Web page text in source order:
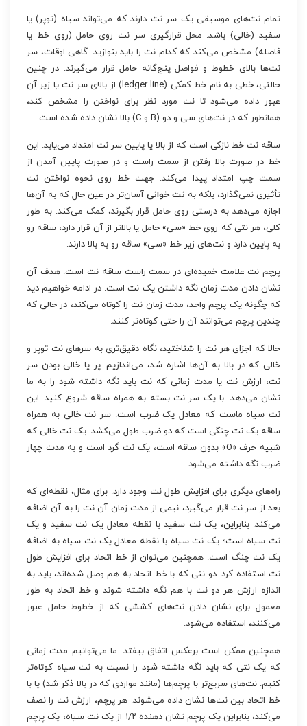
تمام نت‌های موسیقی یک سر نت دارند که می‌تواند سیاه (توپر) یا
سفید (خالی) باشد. محل قرارگیری سر نت روی حامل (روی خط یا
فاصله) مشخص می‌کند که کدام نت را باید بنوازید. گاهی اوقات، سر
نت‌ها بالای خطوط و فواصل پنج‌گانه حامل قرار می‌گیرند. در چنین
حالتی، خطی به نام خط کمکی (ledger line) از بالای سر نت یا زیر آن
عبور داده می‌شود تا نت مورد نظر برای نواختن را مشخص کند،
همانطور که در نت‌های سی و دو (B و C) بالا نشان داده شده است.
ساقه نت خط نازکی است که از بالا یا پایین سر نت امتداد می‌یابد. این
خط در صورت بالا رفتن از سمت راست و در صورت پایین آمدن از
سمت چپ امتداد پیدا می‌کند. جهت خط روی نحوه نواختن نت
تأثیری نمی‌گذارد، بلکه به نت خوانی آسان‌تر در عین حال که به آن‌ها
اجازه می‌دهد به درستی روی حامل قرار بگیرند، کمک می‌کند. به طور
کلی، هر نتی که روی خط «سی» حامل یا بالاتر از آن قرار دارد، ساقه رو
به پایین دارد و نت‌های زیر خط «سی» ساقه رو به بالا دارند.
پرچم نت علامت خمیده‌ای در سمت راست ساقه نت است. هدف آن
نشان دادن مدت زمان نگه داشتن یک نت است. در ادامه خواهیم دید
که چگونه یک پرچم واحد، مدت زمان نت را کوتاه می‌کند، در حالی که
چندین پرچم می‌توانند آن را حتی کوتاه‌تر کنند.
حالا که اجزای هر نت را شناختید، نگاه دقیق‌تری به سرهای نت توپر و
خالی که در بالا به آن‌ها اشاره شد، می‌اندازیم. پر یا خالی بودن سر
نت، ارزش نت یا مدت زمانی که نت باید نگه داشته شود را به ما
نشان می‌دهد. با یک سر نت بسته به همراه ساقه شروع کنید. این
نت سیاه ماست که معادل یک ضرب است. سر نت خالی به همراه
ساقه یک نت چنگی است که دو ضرب طول می‌کشد. یک نت خالی که
شبیه حرف «O» بدون ساقه است، یک نت گرد است و به مدت چهار
ضرب نگه داشته می‌شود.
راه‌های دیگری برای افزایش طول نت وجود دارد. برای مثال، نقطه‌ای که
بعد از سر نت قرار می‌گیرد، نیمی از مدت زمان آن نت را به آن اضافه
می‌کند. بنابراین، یک نت سفید با نقطه معادل یک نت سفید و یک
نت سیاه است؛ یک نت سیاه با نقطه معادل یک نت سیاه به اضافه
یک نت چنگ است. همچنین می‌توان از خط اتحاد برای افزایش طول
نت استفاده کرد. دو نتی که با خط اتحاد به هم وصل شده‌اند، باید به
اندازه ارزش هر دو نت با هم نگه داشته شوند و خط اتحاد به طور
معمول برای نشان دادن نت‌های کششی که از خطوط حامل عبور
می‌کنند، استفاده می‌شود.
همچنین ممکن است برعکس اتفاق بیفتد. ما می‌توانیم مدت زمانی
که یک نتی که باید نگه داشته شود را نسبت به نت سیاه کوتاه‌تر
کنیم. نت‌های سریع‌تر با پرچم‌ها (مانند مواردی که در بالا ذکر شد) یا با
خط اتحاد بین نت‌ها نشان داده می‌شوند. هر پرچم، ارزش نت را نصف
می‌کند، بنابراین یک پرچم نشان دهنده ۱/۲ از یک نت سیاه، یک پرچم